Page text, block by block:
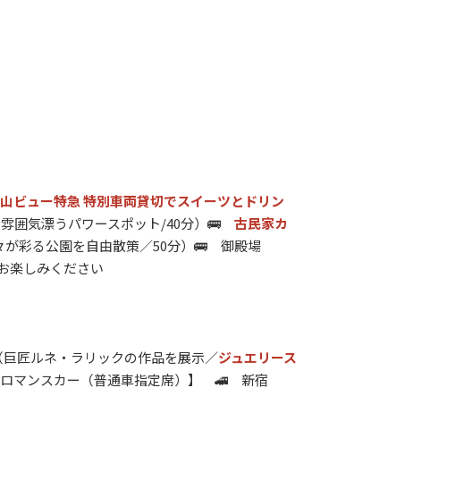
山ビュー特急 特別車両貸切でスイーツとドリン
囲気漂うパワースポット/40分）🚌 古民家カ
彩る公園を自由散策／50分）🚌 御殿場
しみください
（巨匠ルネ・ラリックの作品を展示／ジュエリース
マンスカー（普通車指定席）】 🚄 新宿